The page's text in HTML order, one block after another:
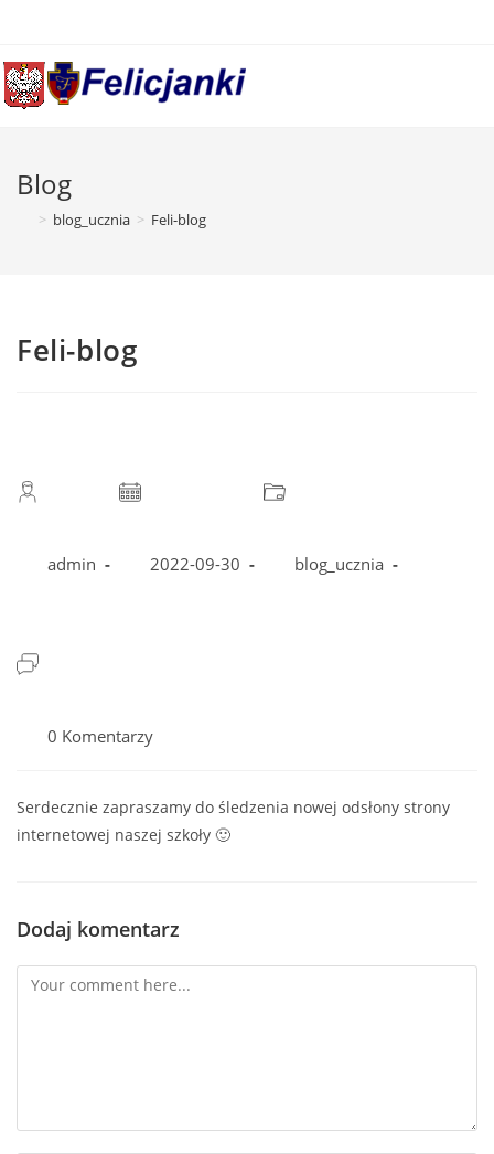
content
Blog
> blog_ucznia > Feli-blog
Feli-blog
admin 2022-09-30
blog_ucznia
0 Komentarzy
Serdecznie zapraszamy do śledzenia nowej odsłony strony
internetowej naszej szkoły 🙂
Dodaj komentarz
Comment